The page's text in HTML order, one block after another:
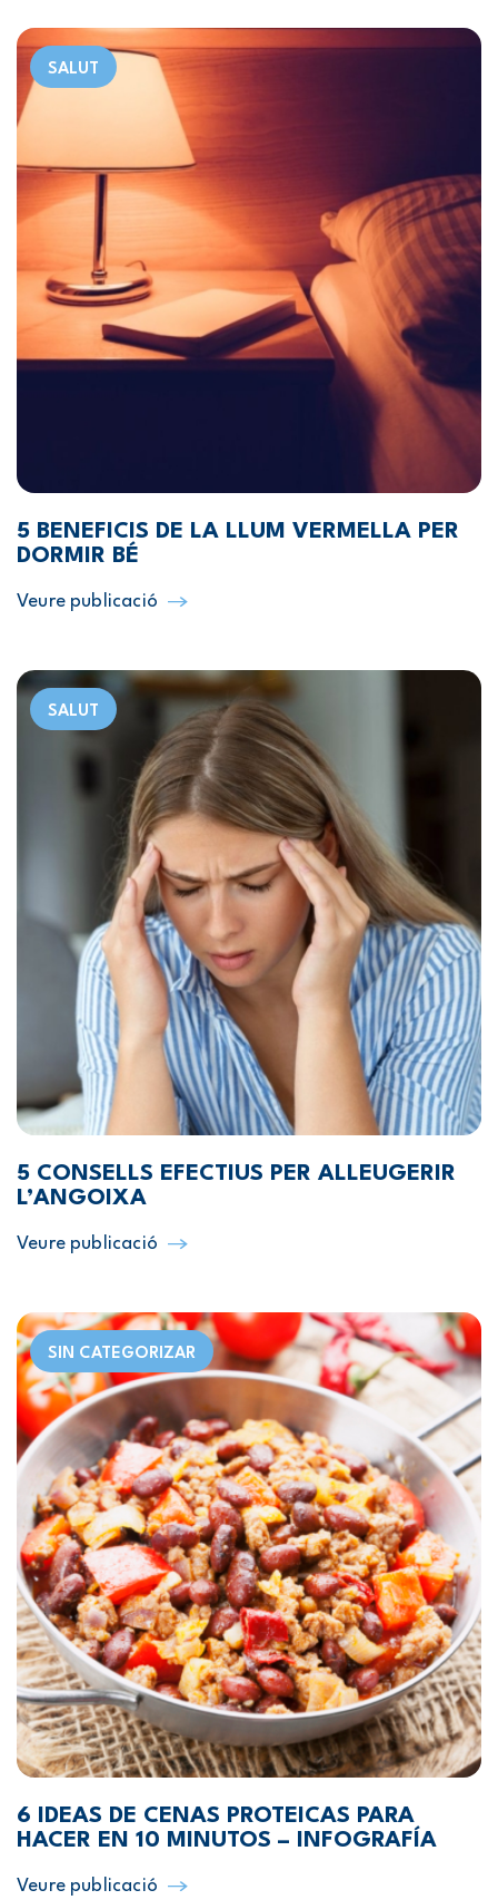
SALUT
5 BENEFICIS DE LA LLUM VERMELLA PER
DORMIR BÉ
Veure publicació
SALUT
5 CONSELLS EFECTIUS PER ALLEUGERIR
L’ANGOIXA
Veure publicació
SIN CATEGORIZAR
6 IDEAS DE CENAS PROTEICAS PARA
HACER EN 10 MINUTOS – INFOGRAFÍA
Veure publicació